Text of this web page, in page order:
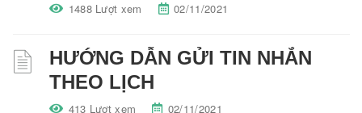
1488 Lượt xem 02/11/2021
HƯỚNG DẪN GỬI TIN NHẮN
THEO LỊCH
413 Lượt xem 02/11/2021